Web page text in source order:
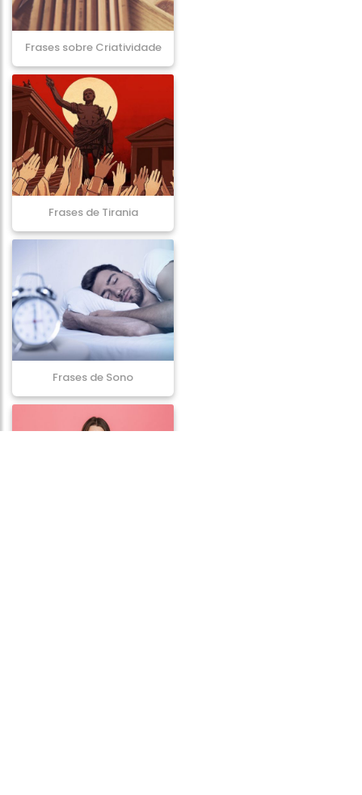
Frases sobre Criatividade
Frases de Tirania
Frases de Sono